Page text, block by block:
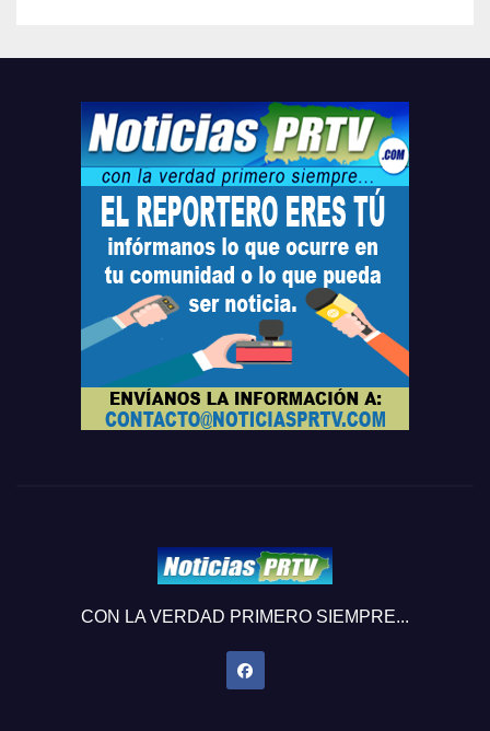
CON LA VERDAD PRIMERO SIEMPRE...